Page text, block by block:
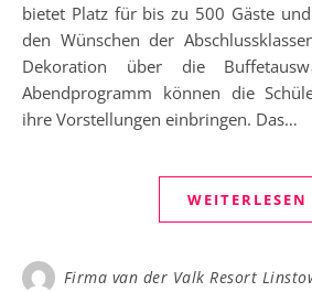
bietet Platz für bis zu 500 Gäste
den Wünschen der
Dekoration über die
Abendprogramm können die
ihre Vorstellungen einbringen. Das…
WEITERLESEN
Firma van der Valk Resort